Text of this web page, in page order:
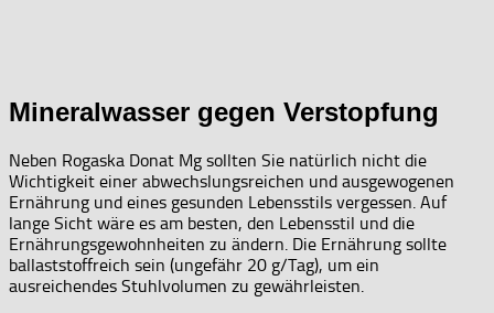
Mineralwasser gegen Verstopfung
Neben Rogaska Donat Mg sollten Sie natürlich nicht die
Wichtigkeit einer abwechslungsreichen und ausgewogenen
Ernährung und eines gesunden Lebensstils vergessen. Auf
lange Sicht wäre es am besten, den Lebensstil und die
Ernährungsgewohnheiten zu ändern. Die Ernährung sollte
ballaststoffreich sein (ungefähr 20 g/Tag), um ein
ausreichendes Stuhlvolumen zu gewährleisten.